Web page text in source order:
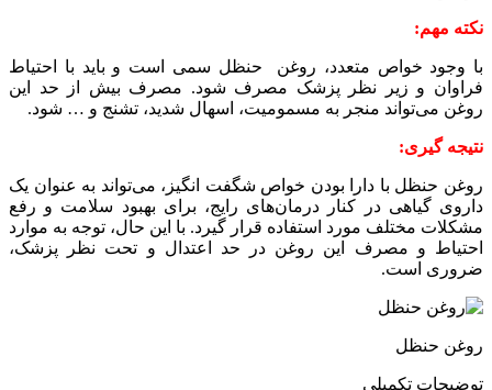
نکته مهم:
با وجود خواص متعدد، روغن حنظل سمی است و باید با احتیاط
فراوان و زیر نظر پزشک مصرف شود. مصرف بیش از حد این
روغن می‌تواند منجر به مسمومیت، اسهال شدید، تشنج و … شود.
نتیجه گیری:
روغن حنظل با دارا بودن خواص شگفت انگیز، می‌تواند به عنوان یک
داروی گیاهی در کنار درمان‌های رایج، برای بهبود سلامت و رفع
مشکلات مختلف مورد استفاده قرار گیرد. با این حال، توجه به موارد
احتیاط و مصرف این روغن در حد اعتدال و تحت نظر پزشک،
ضروری است.
روغن حنظل
توضیحات تکمیلی